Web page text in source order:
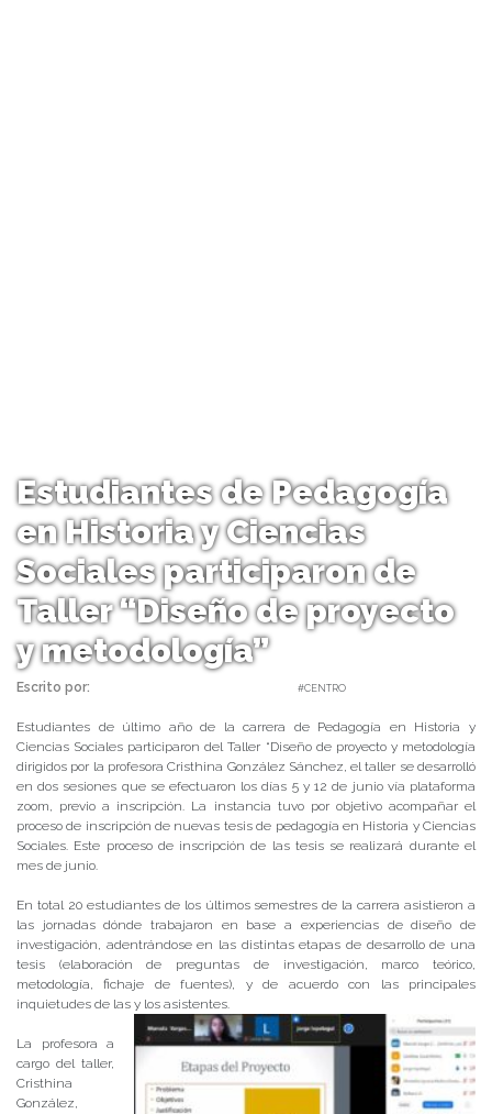
Estudiantes de Pedagogía
en Historia y Ciencias
Sociales participaron de
Taller “Diseño de proyecto
y metodología”
Escrito por: #CENTRO
Estudiantes de último año de la carrera de Pedagogía en Historia y
Ciencias Sociales participaron del Taller “Diseño de proyecto y metodología
dirigidos por la profesora Cristhina González Sánchez, el taller se desarrolló
en dos sesiones que se efectuaron los días 5 y 12 de junio vía plataforma
zoom, previo a inscripción. La instancia tuvo por objetivo acompañar el
proceso de inscripción de nuevas tesis de pedagogía en Historia y Ciencias
Sociales. Este proceso de inscripción de las tesis se realizará durante el
mes de junio.
En total 20 estudiantes de los últimos semestres de la carrera asistieron a
las jornadas dónde trabajaron en base a experiencias de diseño de
investigación, adentrándose en las distintas etapas de desarrollo de una
tesis (elaboración de preguntas de investigación, marco teórico,
metodología, fichaje de fuentes), y de acuerdo con las principales
inquietudes de las y los asistentes.
La profesora a
cargo del taller,
Cristhina
González,